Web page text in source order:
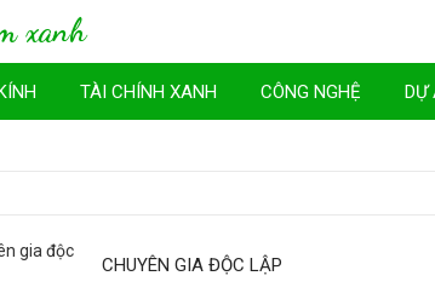
xanh
TÀI CHÍNH XANH CÔNG NGHỆ DỰ
CHUYÊN GIA ĐỘC LẬP